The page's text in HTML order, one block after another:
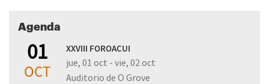
Agenda
01
OCT
XXVIII FOROACUI
jue, 01 oct - vie, 02 oct
Auditorio de O Grove